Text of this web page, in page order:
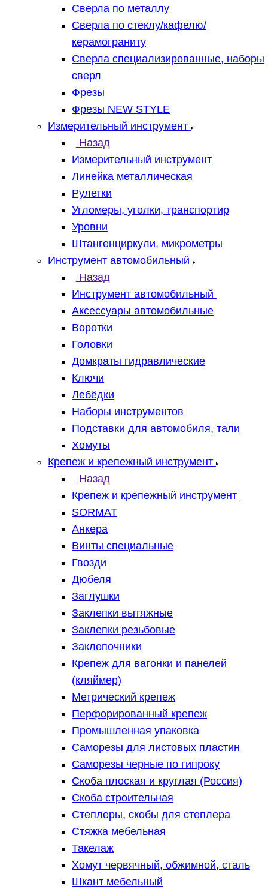
Сверла по металлу
Сверла по стеклу/кафелю/
керамограниту
Сверла специализированные, наборы
сверл
Фрезы
Фрезы NEW STYLE
Измерительный инструмент
Назад
Измерительный инструмент
Линейка металлическая
Рулетки
Угломеры, уголки, транспортир
Уровни
Штангенциркули, микрометры
Инструмент автомобильный
Назад
Инструмент автомобильный
Аксессуары автомобильные
Воротки
Головки
Домкраты гидравлические
Ключи
Лебёдки
Наборы инструментов
Подставки для автомобиля, тали
Хомуты
Крепеж и крепежный инструмент
Назад
Крепеж и крепежный инструмент
SORMAT
Анкера
Винты специальные
Гвозди
Дюбеля
Заглушки
Заклепки вытяжные
Заклепки резьбовые
Заклепочники
Крепеж для вагонки и панелей
(кляймер)
Метрический крепеж
Перфорированный крепеж
Промышленная упаковка
Саморезы для листовых пластин
Саморезы черные по гипроку
Скоба плоская и круглая (Россия)
Скоба строительная
Степлеры, скобы для степлера
Стяжка мебельная
Такелаж
Хомут червячный, обжимной, сталь
Шкант мебельный